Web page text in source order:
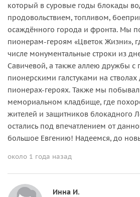
который в суровые годы блокады
продовольствием, топливом,
осаждённого города и фронта. Мы
пионерам-героям «Цветок Жизни»,
числе монументальные строки из
Савичевой, а также аллею дружбы с
пионерскими галстуками на стволах
пионерах-героях. Также мы
мемориальном кладбище, где
жителей и защитников блокадного
остались под впечатлением от
большое Евгению! Надеемся, до
около 1 года назад
Инна И.